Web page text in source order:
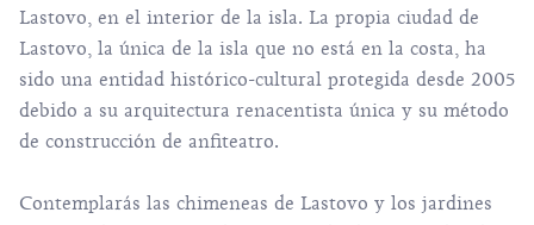
Lastovo, en el interior de la isla. La propia ciudad de
Lastovo, la única de la isla que no está en la costa, ha
sido una entidad histórico-cultural protegida desde 2005
debido a su arquitectura renacentista única y su método
de construcción de anfiteatro.
Contemplarás las chimeneas de Lastovo y los jardines